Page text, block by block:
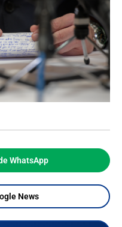
WhatsApp
News